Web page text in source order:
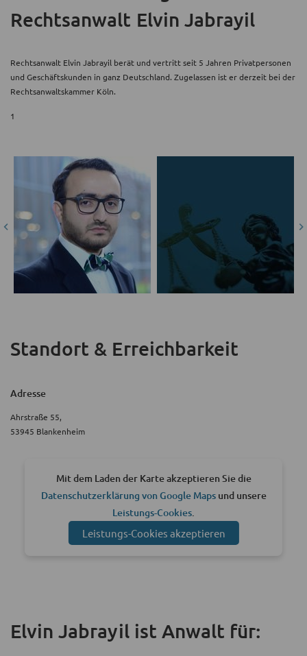
Rechtsanwalt Elvin Jabrayil
Rechtsanwalt Elvin Jabrayil berät und vertritt seit 5 Jahren Privatpersonen
und Geschäftskunden in ganz Deutschland. Zugelassen ist er derzeit bei der
Rechtsanwaltskammer Köln.
1
Standort & Erreichbarkeit
Adresse
Ahrstraße 55,
53945 Blankenheim
Mit dem Laden der Karte akzeptieren Sie die
Datenschutzerklärung von Google Mapsund unsere
Leistungs-Cookies
Leistungs-Cookies akzeptieren
Elvin Jabrayil ist Anwalt für: